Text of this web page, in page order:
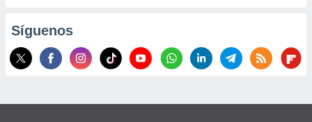
Síguenos